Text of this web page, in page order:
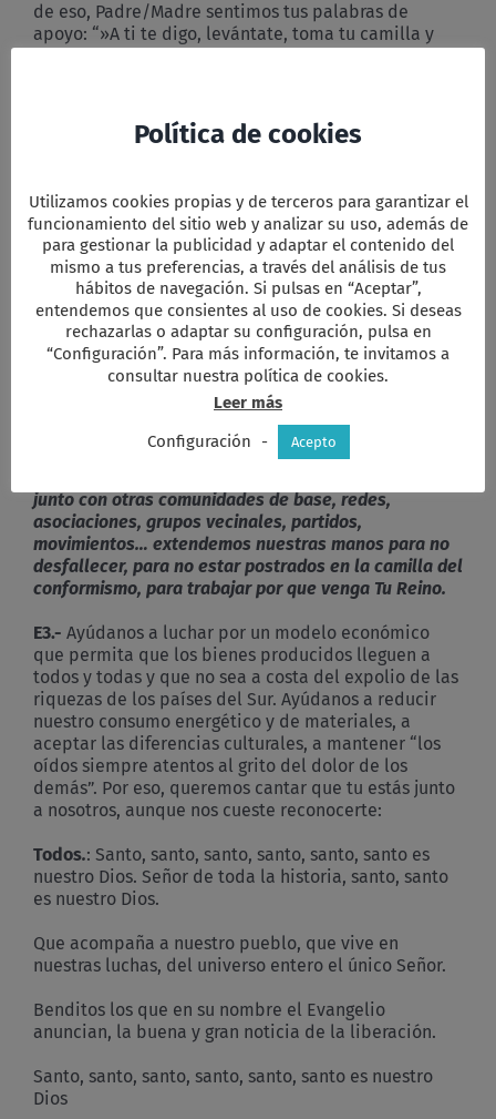
de eso, Padre/Madre sentimos tus palabras de
apoyo: “»A ti te digo, levántate, toma tu camilla y
nombre, en Tu proyecto. Por enviarnos la fuerza del
Espíritu liberador que agita nuestras conciencias y la
nuestra edad y que, a pesar de todas nuestras
contradicciones, pone en “movimiento nuestros
pies”.
Tenemos ejemplos donde mirar: Javier o Jacques
Galliot, que junto con tantos hermanos y hermanas
que hemos tenido oportunidad de encontrar en este
largo caminar, nos ayudan a ser Iglesia liberadora, no
rito vacío y trasparente al dolor que nos rodea.
Somos comunidad portadora de mensajes y acción
junto con otras comunidades de base, redes,
asociaciones, grupos vecinales, partidos,
movimientos… extendemos nuestras manos para no
desfallecer, para no estar postrados en la camilla del
conformismo, para trabajar por que venga Tu Reino.
E3.- Ayúdanos a luchar por un modelo económico
que permita que los bienes producidos lleguen a
todos y todas y que no sea a costa del expolio de las
riquezas de los países del Sur. Ayúdanos a reducir
nuestro consumo energético y de materiales, a
aceptar las diferencias culturales, a mantener “los
oídos siempre atentos al grito del dolor de los
demás”. Por eso, queremos cantar que tu estás junto
a nosotros, aunque nos cueste reconocerte:
Todos.: Santo, santo, santo, santo, santo, santo es
nuestro Dios. Señor de toda la historia, santo, santo
es nuestro Dios.
Que acompaña a nuestro pueblo, que vive en
nuestras luchas, del universo entero el único Señor.
Benditos los que en su nombre el Evangelio
anuncian, la buena y gran noticia de la liberación.
Santo, santo, santo, santo, santo, santo es nuestro
Dios
Política de cookies
Utilizamos cookies propias y de terceros para garantizar el
funcionamiento del sitio web y analizar su uso, además de
para gestionar la publicidad y adaptar el contenido del
mismo a tus preferencias, a través del análisis de tus
hábitos de navegación. Si pulsas en “Aceptar”,
entendemos que consientes al uso de cookies. Si deseas
rechazarlas o adaptar su configuración, pulsa en
“Configuración”. Para más información, te invitamos a
consultar nuestra política de cookies.
Leer más
Configuración
- Acepto